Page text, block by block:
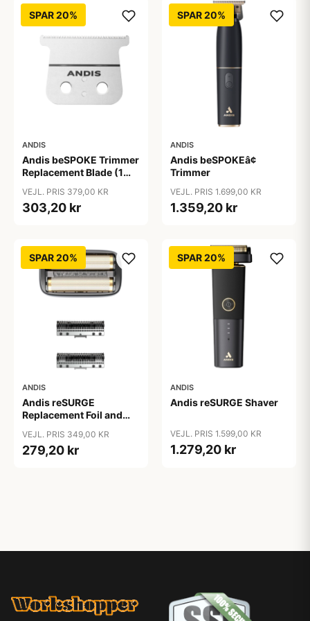
SPAR 20%
ANDIS
Andis beSPOKE Trimmer
Replacement Blade (1
VEJL. PRIS 379,00 KR
303,20 kr
SPAR 20%
ANDIS
Andis beSPOKEâ¢
Trimmer
VEJL. PRIS 1.699,00 KR
1.359,20 kr
SPAR 20%
ANDIS
Andis reSURGE
Replacement Foil and
VEJL. PRIS 349,00 KR
279,20 kr
SPAR 20%
ANDIS
Andis reSURGE Shaver
VEJL. PRIS 1.599,00 KR
1.279,20 kr